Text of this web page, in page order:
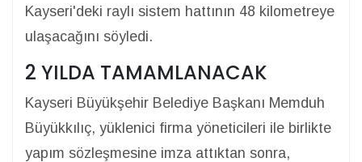
Kayseri'deki raylı sistem hattının 48 kilometreye
ulaşacağını söyledi.
2 YILDA TAMAMLANACAK
Kayseri Büyükşehir Belediye Başkanı Memduh
Büyükkılıç, yüklenici firma yöneticileri ile birlikte
yapım sözleşmesine imza attıktan sonra,